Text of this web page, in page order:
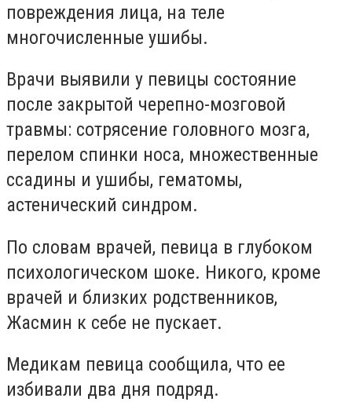
повреждения лица, на теле
многочисленные ушибы.
Врачи выявили у певицы состояние
после закрытой черепно-мозговой
травмы: сотрясение головного мозга,
перелом спинки носа, множественные
ссадины и ушибы, гематомы,
астенический синдром.
По словам врачей, певица в глубоком
психологическом шоке. Никого, кроме
врачей и близких родственников,
Жасмин к себе не пускает.
Медикам певица сообщила, что ее
избивали два дня подряд.